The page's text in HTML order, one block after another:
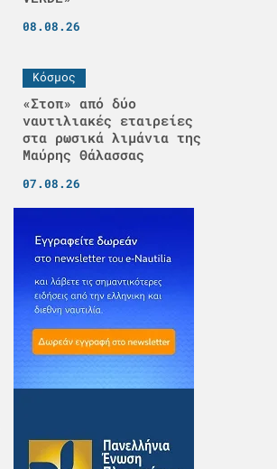
08.08.26
Κόσμος
«Στοπ» από δύο
ναυτιλιακές εταιρείες
στα ρωσικά λιμάνια της
Μαύρης Θάλασσας
07.08.26